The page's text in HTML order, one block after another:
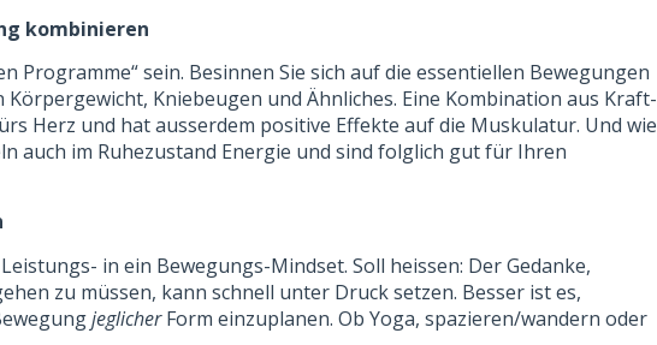
kombinieren
Programme“ sein. Besinnen Sie sich auf die essentiellen Bewegungen
Kniebeugen und Ähnliches. Eine Kombination aus Kraft-
Herz und hat ausserdem positive Effekte auf die Muskulatur. Und wie
auch im Ruhezustand Energie und sind folglich gut für Ihren
in ein Bewegungs-Mindset. Soll heissen: Der Gedanke,
zu müssen, kann schnell unter Druck setzen. Besser ist es,
jeglicherForm einzuplanen. Ob Yoga, spazieren/wandern oder